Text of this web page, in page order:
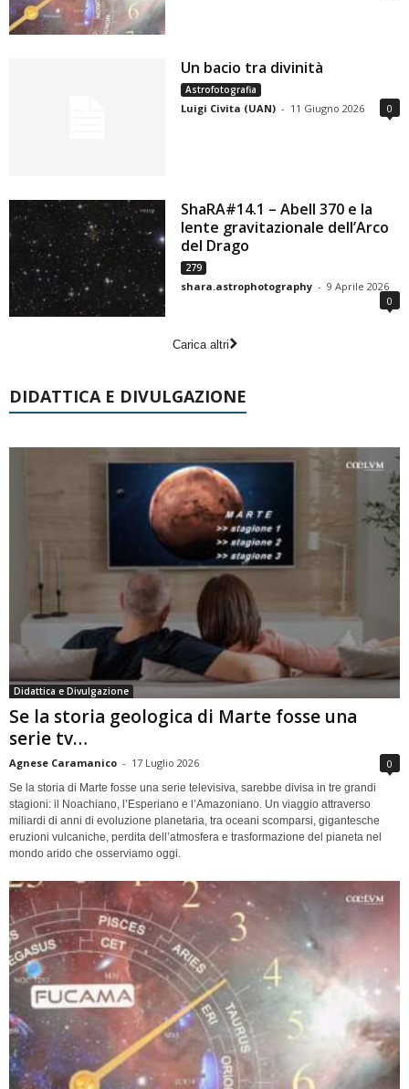
Un bacio tra divinità
Astrofotografia
Luigi Civita (UAN) - 11 Giugno 2026 0
ShaRA#14.1 – Abell 370 e la
lente gravitazionale dell’Arco
del Drago
279
shara.astrophotography - 9 Aprile 2026
0
Carica altri
DIDATTICA E DIVULGAZIONE
Didattica e Divulgazione
Se la storia geologica di Marte fosse una
serie tv…
Agnese Caramanico - 17 Luglio 2026 0
Se la storia di Marte fosse una serie televisiva, sarebbe divisa in tre grandi
stagioni: il Noachiano, l’Esperiano e l’Amazoniano. Un viaggio attraverso
miliardi di anni di evoluzione planetaria, tra oceani scomparsi, gigantesche
eruzioni vulcaniche, perdita dell’atmosfera e trasformazione del pianeta nel
mondo arido che osserviamo oggi.